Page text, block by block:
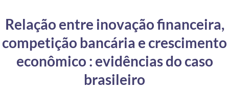
Controladoria-Geral da União
Ministério da Mulher, da Família e dos Direitos Humanos
Relação entre inovação financeira,
competição bancária e crescimento
econômico : evidências do caso
brasileiro